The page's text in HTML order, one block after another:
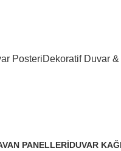
PosteriDekoratif Duvar
PANELLERIDUVAR